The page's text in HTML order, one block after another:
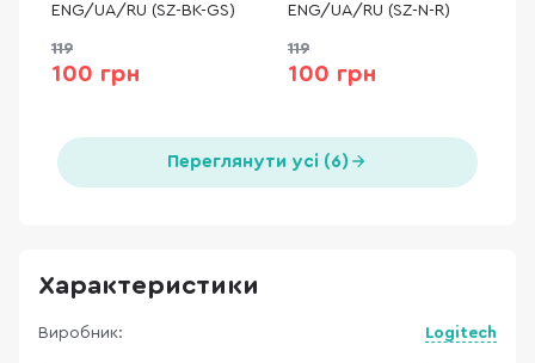
ENG/UA/RU (SZ-BK-GS)
119
100 грн
ENG/UA/RU (SZ-N-R)
119
100 грн
Переглянути усі (6)
Характеристики
Виробник: Logitech